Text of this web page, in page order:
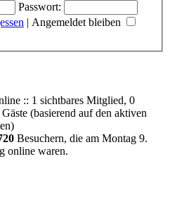
Passwort:
| Angemeldet bleiben
:: 1 sichtbares Mitglied, 0
(basierend auf den aktiven
Besuchern, die am Montag 9.
online waren.